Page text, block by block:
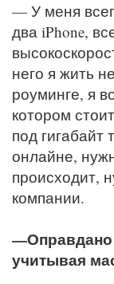
— У меня
два iPhone,
него я жить
роуминге, я
котором
под гигабайт
онлайне,
происходит,
компании.
—Оправдано
учитывая